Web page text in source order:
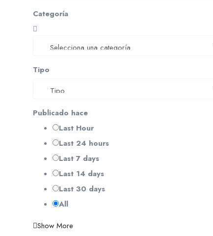
Categoría
Tipo
Publicado hace
Last Hour
Last 24 hours
Last 7 days
Last 14 days
Last 30 days
All
Show More